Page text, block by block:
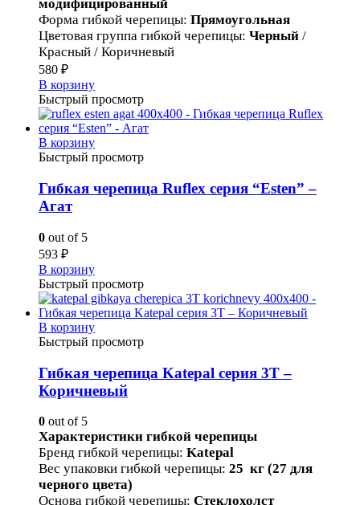
модифицированный
Форма гибкой черепицы: Прямоугольная
Цветовая группа гибкой черепицы: Черный /
Красный / Коричневый
580 ₽
В корзину
Быстрый просмотр
В корзину
Быстрый просмотр
Гибкая черепица Ruflex серия “Esten” –
Агат
0 out of 5
593 ₽
В корзину
Быстрый просмотр
В корзину
Быстрый просмотр
Гибкая черепица Katepal серия 3T –
Коричневый
0 out of 5
Характеристики гибкой черепицы
Бренд гибкой черепицы: Katepal
Вес упаковки гибкой черепицы: 25 кг (27 для
черного цвета)
Основа гибкой черепицы: Стеклохолст